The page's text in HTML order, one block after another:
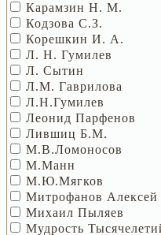
Карамзин Н. М.
Кодзова С.З.
Корешкин И. А.
Л. Н. Гумилев
Л. Сытин
Л.М. Гаврилова
Л.Н.Гумилев
Леонид Парфенов
Лившиц Б.М.
М.В.Ломоносов
М.Манн
М.Ю.Мягков
Митрофанов Алексей
Михаил Пыляев
Мудрость